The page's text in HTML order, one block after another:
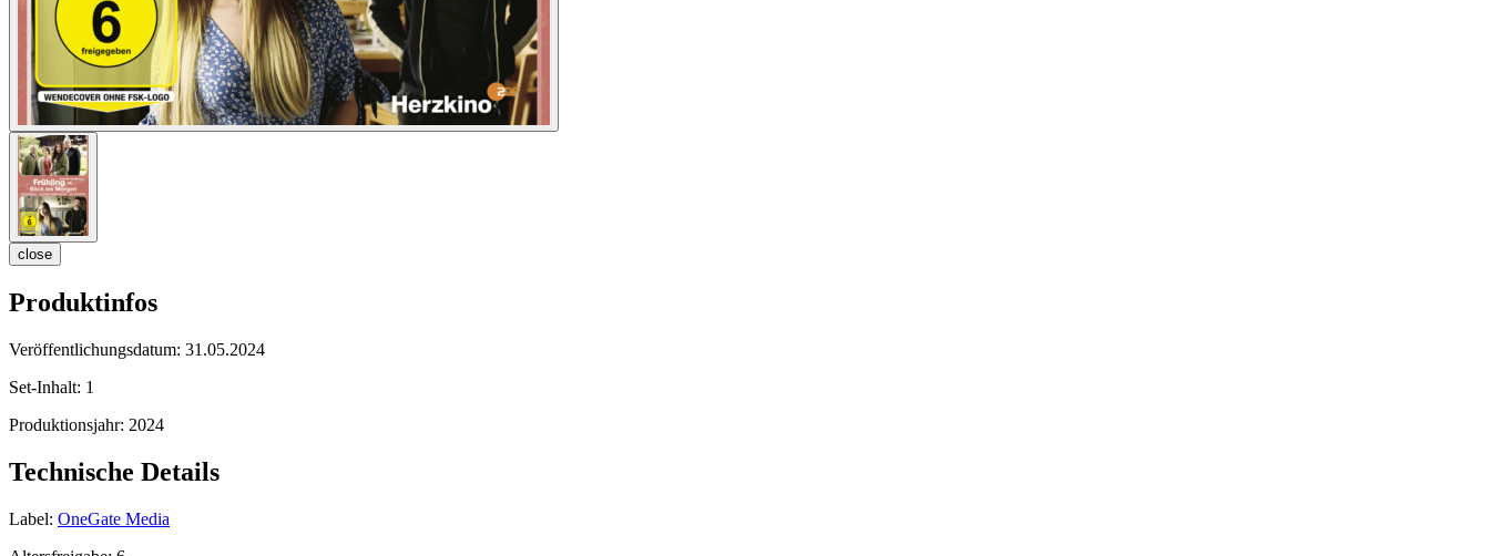
close
Produktinfos
Veröffentlichungsdatum: 31.05.2024
Set-Inhalt: 1
Produktionsjahr: 2024
Technische Details
Label: OneGate Media